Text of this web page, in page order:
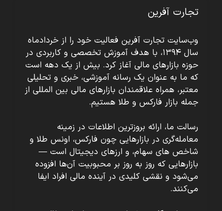
تجارت آفرین
وب‌سایت تجارت آفرین فعالیت خود را از خردادماه
سال ۱۳۹۴، با هدف آموزش تخصصی و کاربردی در
حوزه بازارهای مالی آغاز کرد. بیش از یک دهه است
که ما به عنوان یک رسانه آموزشی، خبری و تحلیلی
معتبر، همراه علاقمندان بازارهای مالی بین المللی از
جمله بازار فارکس و طلا هستیم.
رسالت ما، ارائه بروزترین اطلاعات در زمینه
معامله‌گری در بازارهایی چون فارکس، اونس طلا و
شاخص های سهام، و ارزهای دیجیتال است —
بازارهایی که روز به روز بر محبوبیت آن‌ها افزوده
می‌شود و نقشی کلیدی در آینده مالی افراد ایفا
می‌کنند.